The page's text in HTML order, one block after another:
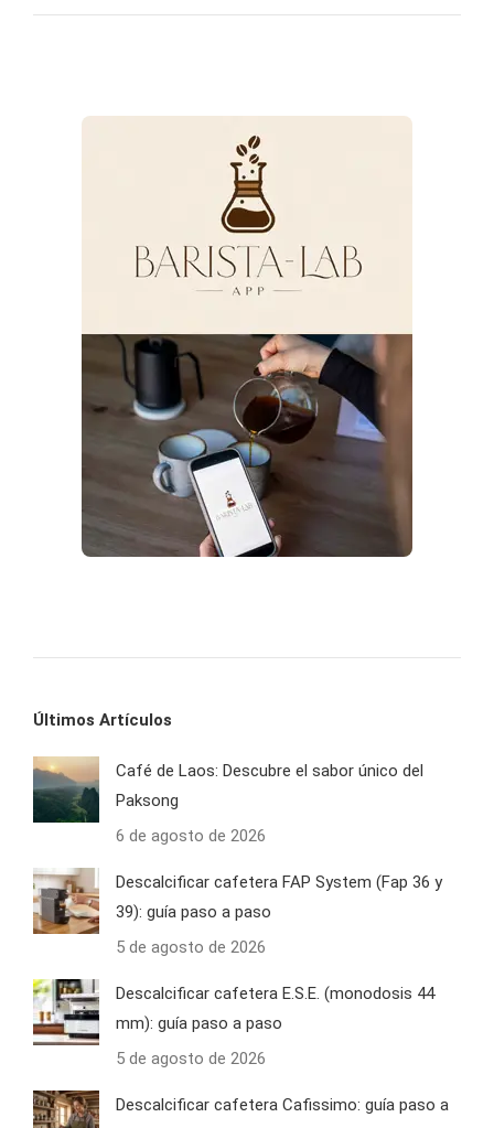
Últimos Artículos
Café de Laos: Descubre el sabor único del
Paksong
6 de agosto de 2026
Descalcificar cafetera FAP System (Fap 36 y
39): guía paso a paso
5 de agosto de 2026
Descalcificar cafetera E.S.E. (monodosis 44
mm): guía paso a paso
5 de agosto de 2026
Descalcificar cafetera Cafissimo: guía paso a